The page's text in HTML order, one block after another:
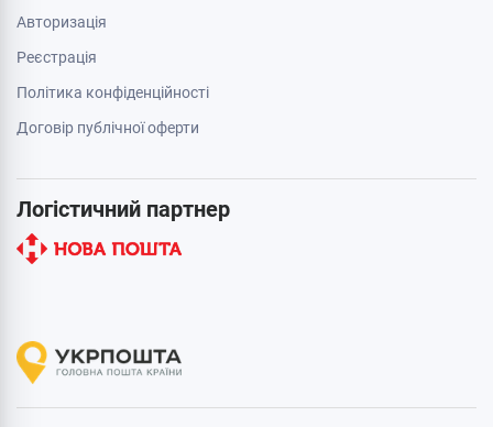
Авторизація
Реєстрація
Політика конфіденційності
Договір публічної оферти
Логістичний партнер